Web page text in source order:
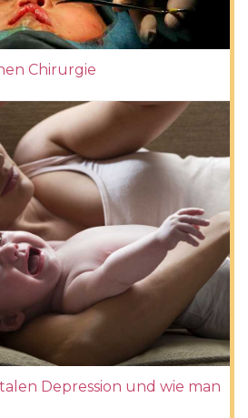
Chirurgie
Depression und wie man